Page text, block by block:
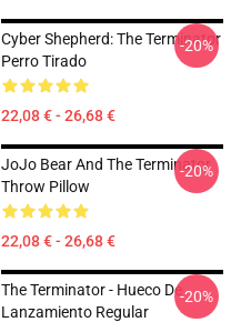
Cyber Shepherd: The Terminator
Perro Tirado
22,08 € - 26,68 €
-20%
JoJo Bear And The Terminator
Throw Pillow
22,08 € - 26,68 €
-20%
The Terminator - Hueco De
Lanzamiento Regular
-20%